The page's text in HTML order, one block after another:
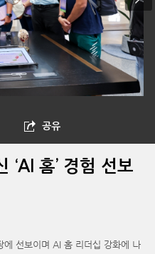
공유
‘AI 홈’ 경험 선보
에 선보이며 AI 홈 리더십 강화에 나